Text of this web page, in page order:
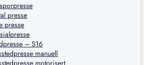
presse
presse
– S16
manuell
motorisert